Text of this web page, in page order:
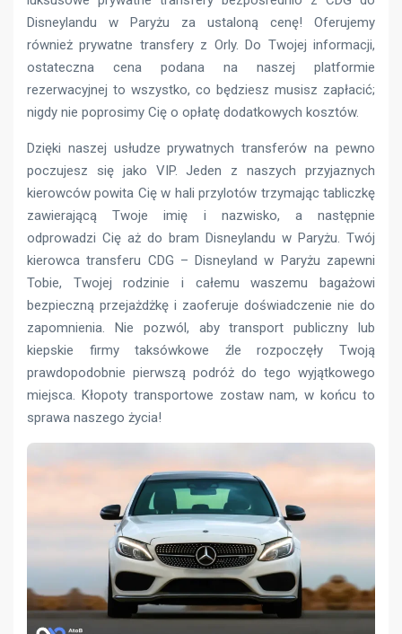
Disneylandu w Paryżu za ustaloną cenę! Oferujemy
również prywatne transfery z Orly. Do Twojej informacji,
ostateczna cena podana na naszej platformie
rezerwacyjnej to wszystko, co będziesz musisz zapłacić;
nigdy nie poprosimy Cię o opłatę dodatkowych kosztów.
Dzięki naszej usłudze prywatnych transferów na pewno
poczujesz się jako VIP. Jeden z naszych przyjaznych
kierowców powita Cię w hali przylotów trzymając tabliczkę
zawierającą Twoje imię i nazwisko, a następnie
odprowadzi Cię aż do bram Disneylandu w Paryżu. Twój
kierowca transferu CDG – Disneyland w Paryżu zapewni
Tobie, Twojej rodzinie i całemu waszemu bagażowi
bezpieczną przejażdżkę i zaoferuje doświadczenie nie do
zapomnienia. Nie pozwól, aby transport publiczny lub
kiepskie firmy taksówkowe źle rozpoczęły Twoją
prawdopodobnie pierwszą podróż do tego wyjątkowego
miejsca. Kłopoty transportowe zostaw nam, w końcu to
sprawa naszego życia!